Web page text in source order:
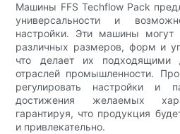
Машины FFS Techflow Pack
универсальности и
настройки. Эти машины могут
различных размеров, форм и
что делает их подходящими
отраслей промышленности.
регулировать настройки и
достижения желаемых
гарантируя, что продукция
и привлекательно.